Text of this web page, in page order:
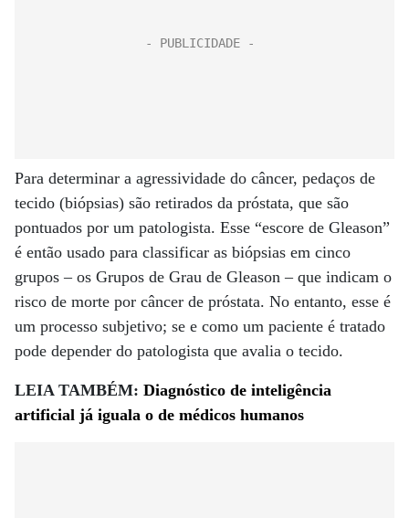
Para determinar a agressividade do câncer, pedaços de
tecido (biópsias) são retirados da próstata, que são
pontuados por um patologista. Esse “escore de Gleason”
é então usado para classificar as biópsias em cinco
grupos – os Grupos de Grau de Gleason – que indicam o
risco de morte por câncer de próstata. No entanto, esse é
um processo subjetivo; se e como um paciente é tratado
pode depender do patologista que avalia o tecido.
LEIA TAMBÉM: Diagnóstico de inteligência
artificial já iguala o de médicos humanos